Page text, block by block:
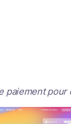
paiement pour